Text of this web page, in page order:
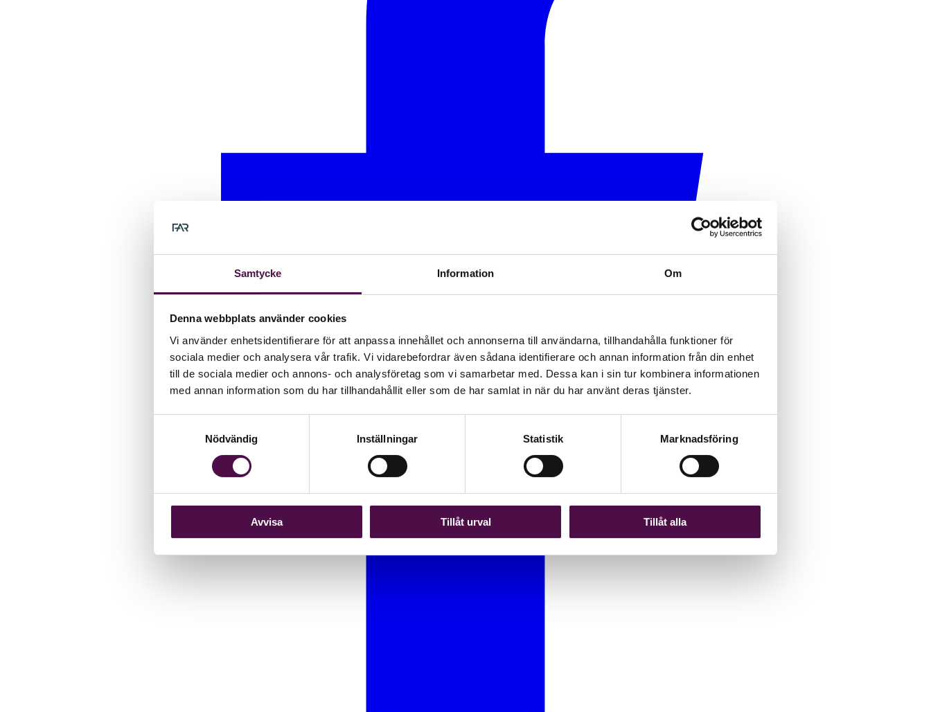
Samtycke Information Om
Denna webbplats använder cookies
Vi använder enhetsidentifierare för att anpassa innehållet och annonserna till användarna, tillhandahålla funktioner för
sociala medier och analysera vår trafik. Vi vidarebefordrar även sådana identifierare och annan information från din enhet
till de sociala medier och annons- och analysföretag som vi samarbetar med. Dessa kan i sin tur kombinera informationen
med annan information som du har tillhandahållit eller som de har samlat in när du har använt deras tjänster.
Nödvändig
Inställningar Statistik Marknadsföring
Avvisa Tillåt urval Tillåt alla